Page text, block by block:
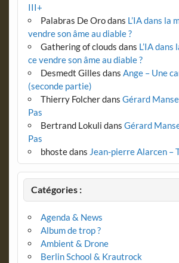
III+
Palabras De Orodans L’IA dans la
vendre son âme au diable ?
Gathering of clouds dans L’IA dans
ce vendre son âme au diable ?
Desmedt Gilles dans Ange – Une
(seconde partie)
Thierry Folcherdans Gérard
Pas
Bertrand Lokuli dans Gérard
Pas
bhostedans Jean-pierre Alarcen –
Catégories :
Agenda & News
Album de trop ?
Ambient & Drone
Berlin School & Krautrock